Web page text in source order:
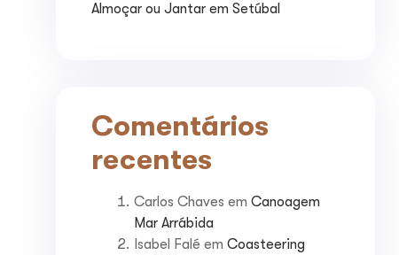
Almoçar ou Jantar em Setúbal
Comentários
recentes
Carlos Chaves em Canoagem
Mar Arrábida
Isabel Falé em Coasteering